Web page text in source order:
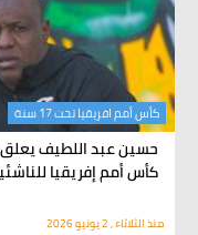
حسين عبد اللطيف يعلق
كأس أمم إفريقيا
كأس أمم افريقيا تحت 17 سنة
منذ الثلاثاء , 2 يونيو 2026